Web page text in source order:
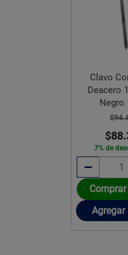
Clavo
Deacero
Negro
7% de
Añadir
Agregar